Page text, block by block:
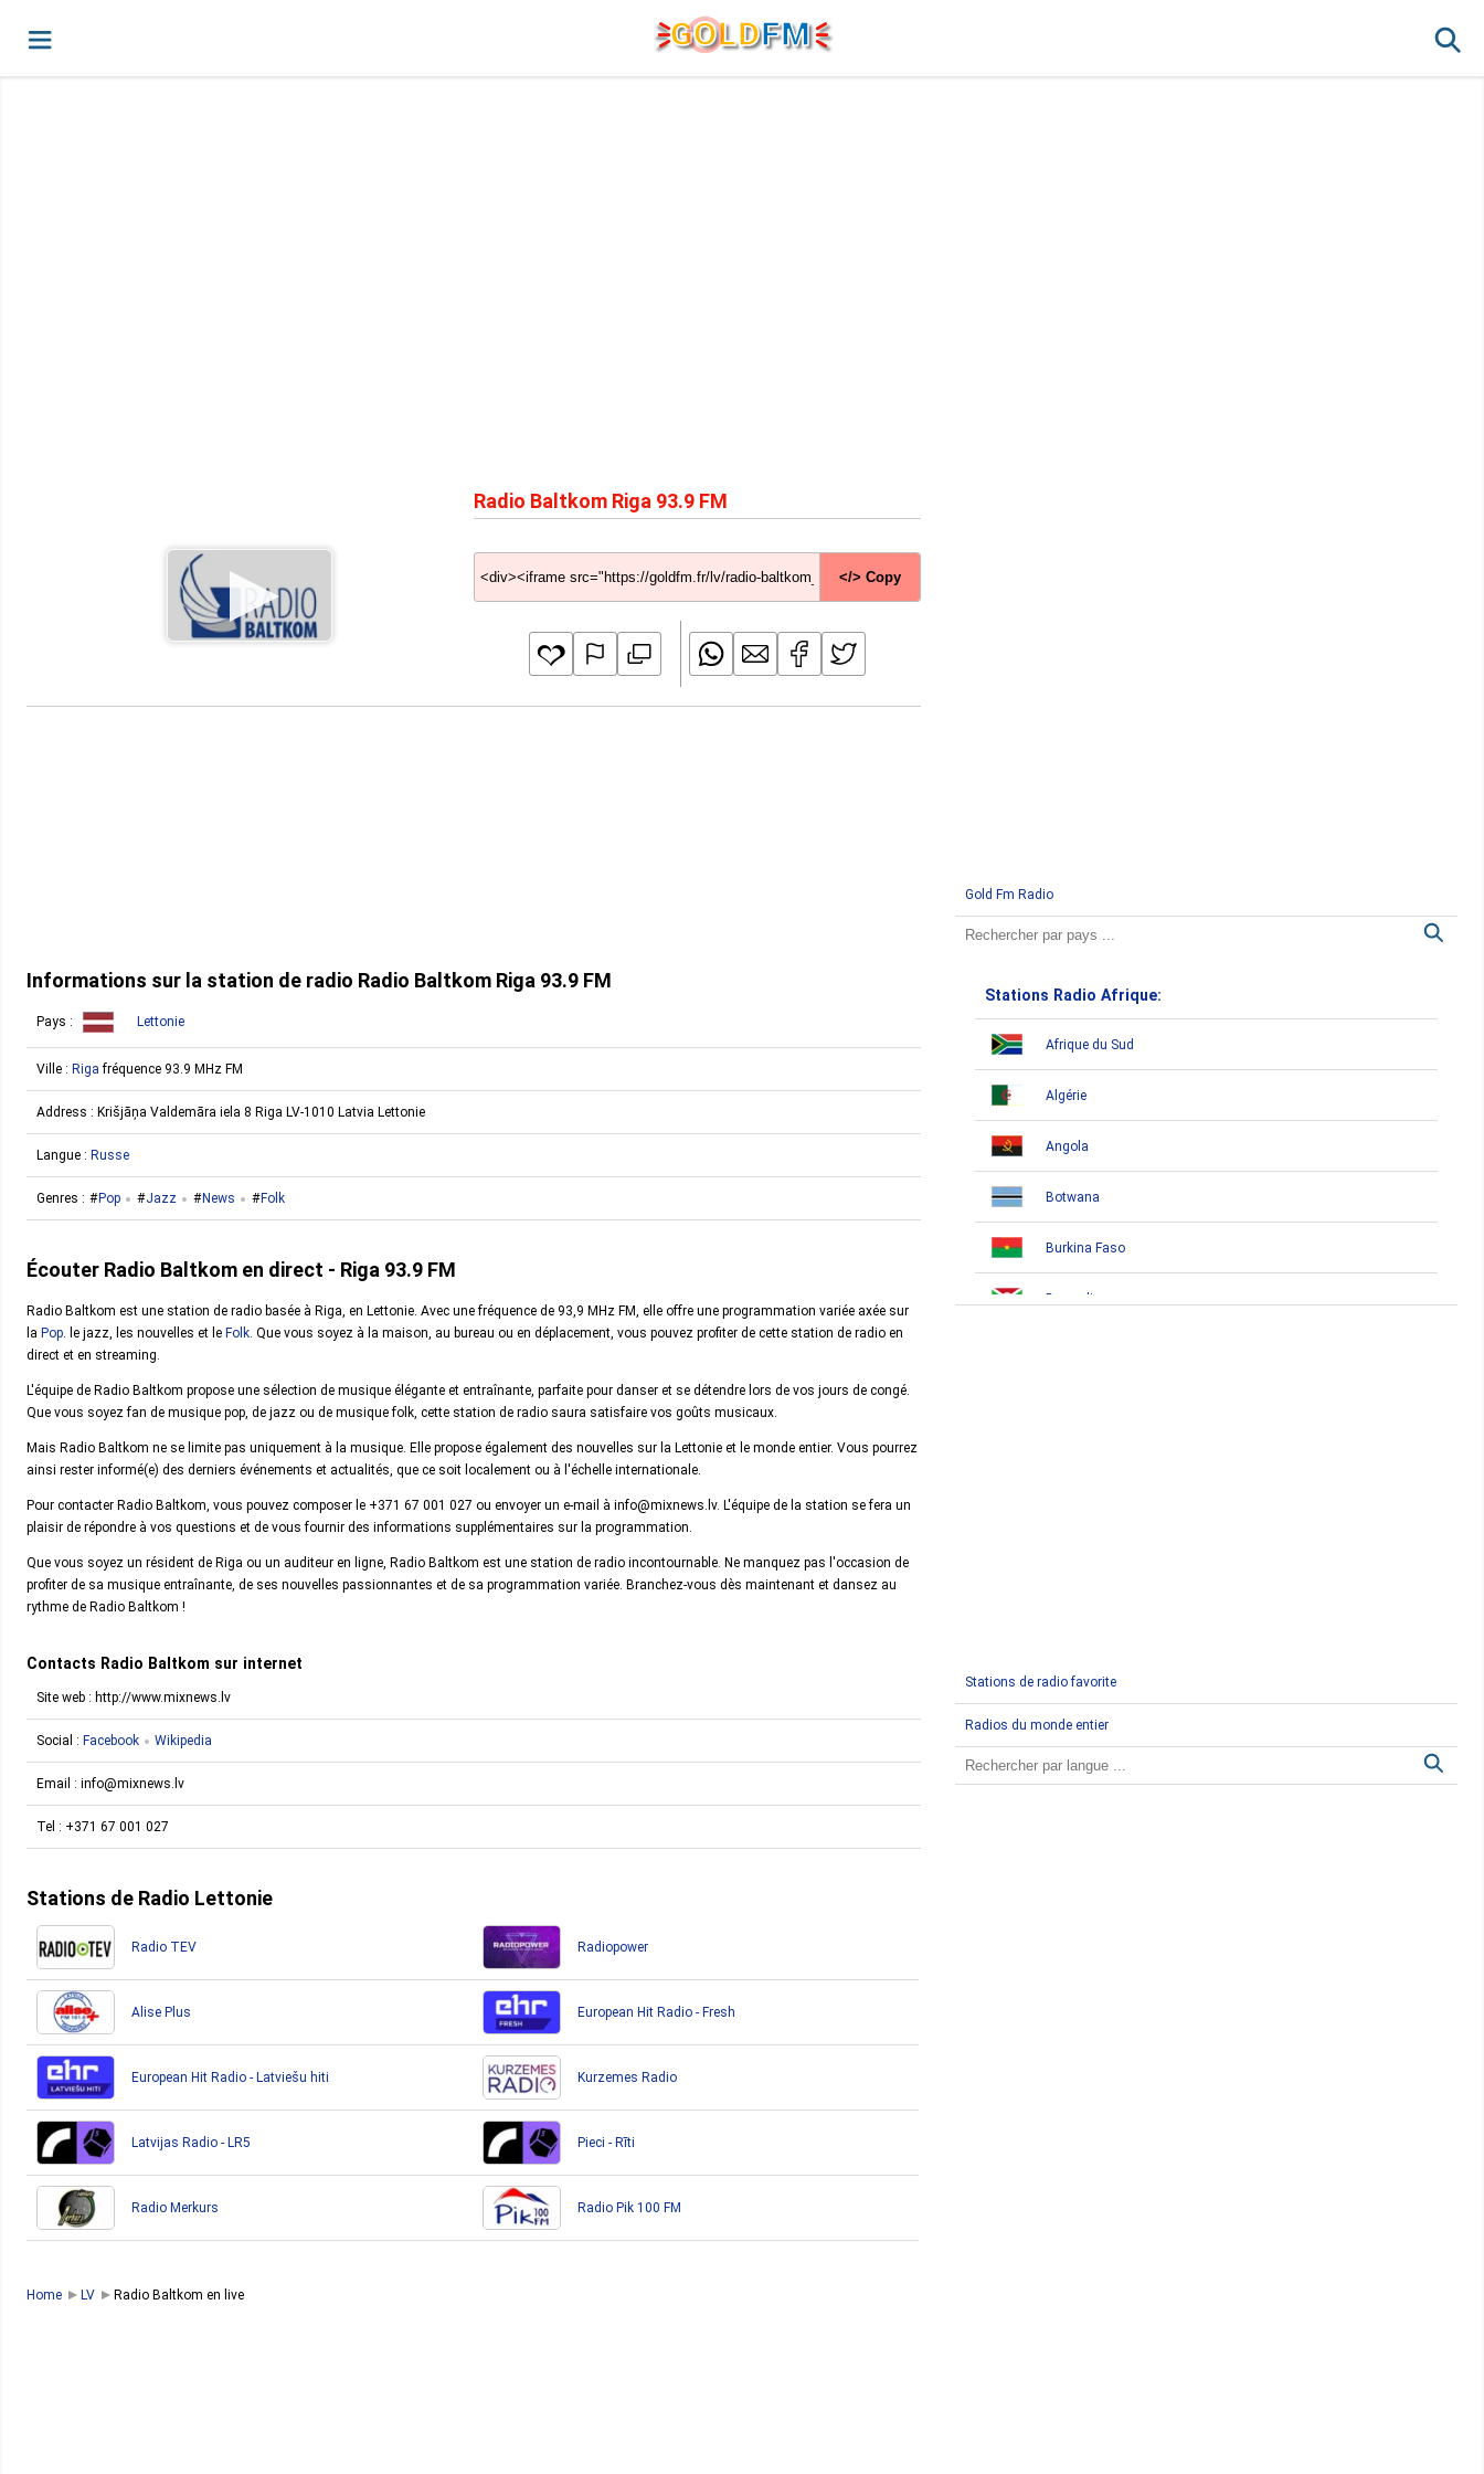
GOLDFM
Radio Baltkom Riga 93.9 FM
</> Copy
Informations sur la station de radio Radio Baltkom Riga 93.9 FM
Pays : Lettonie
Ville : Riga fréquence 93.9 MHz FM
Address : Krišjāņa Valdemāra iela 8 Riga LV-1010 Latvia Lettonie
Langue : Russe
Genres : Pop Jazz News Folk
Écouter Radio Baltkom en direct - Riga 93.9 FM
Radio Baltkom est une station de radio basée à Riga, en Lettonie. Avec une fréquence de 93,9 MHz FM, elle offre une programmation variée axée sur
la Pop. le jazz, les nouvelles et le Folk. Que vous soyez à la maison, au bureau ou en déplacement, vous pouvez profiter de cette station de radio en
direct et en streaming.
L'équipe de Radio Baltkom propose une sélection de musique élégante et entraînante, parfaite pour danser et se détendre lors de vos jours de congé.
Que vous soyez fan de musique pop, de jazz ou de musique folk, cette station de radio saura satisfaire vos goûts musicaux.
Mais Radio Baltkom ne se limite pas uniquement à la musique. Elle propose également des nouvelles sur la Lettonie et le monde entier. Vous pourrez
ainsi rester informé(e) des derniers événements et actualités, que ce soit localement ou à l'échelle internationale.
Pour contacter Radio Baltkom, vous pouvez composer le +371 67 001 027 ou envoyer un e-mail à info@mixnews.lv. L'équipe de la station se fera un
plaisir de répondre à vos questions et de vous fournir des informations supplémentaires sur la programmation.
Que vous soyez un résident de Riga ou un auditeur en ligne, Radio Baltkom est une station de radio incontournable. Ne manquez pas l'occasion de
profiter de sa musique entraînante, de ses nouvelles passionnantes et de sa programmation variée. Branchez-vous dès maintenant et dansez au
rythme de Radio Baltkom !
Contacts Radio Baltkom sur internet
Site web : http://www.mixnews.lv
Social : Facebook Wikipedia
Email : info@mixnews.lv
Tel : +371 67 001 027
Stations de Radio Lettonie
Radio TEV Radiopower
Alise Plus European Hit Radio - Fresh
European Hit Radio - Latviešu hiti Kurzemes Radio
Latvijas Radio - LR5 Pieci - Rīti
Radio Merkurs Radio Pik 100 FM
Gold Fm Radio
Stations Radio Afrique:
Afrique du Sud
Algérie
Angola
Botwana
Burkina Faso
Burundi
Egypte
Stations de radio favorite
Radios du monde entier
Home LV Radio Baltkom en live